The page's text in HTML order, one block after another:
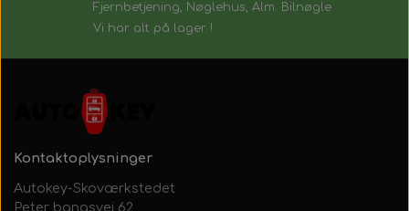
Fjernbetjening, Nøglehus, Alm. Bilnøgle
Vi har alt på lager !
Kontaktoplysninger
Autokey-Skoværkstedet
Peter bangsvej 62